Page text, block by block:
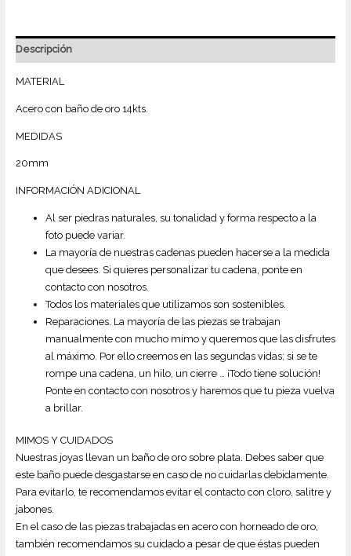
Descripción
MATERIAL
Acero con baño de oro 14kts.
MEDIDAS
20mm
INFORMACIÓN ADICIONAL
Al ser piedras naturales, su tonalidad y forma respecto a la
foto puede variar.
La mayoría de nuestras cadenas pueden hacerse a la medida
que desees. Si quieres personalizar tu cadena, ponte en
contacto con nosotros.
Todos los materiales que utilizamos son sostenibles.
Reparaciones. La mayoría de las piezas se trabajan
manualmente con mucho mimo y queremos que las disfrutes
al máximo. Por ello creemos en las segundas vidas; si se te
rompe una cadena, un hilo, un cierre … ¡Todo tiene solución!
Ponte en contacto con nosotros y haremos que tu pieza vuelva
a brillar.
MIMOS Y CUIDADOS
Nuestras joyas llevan un baño de oro sobre plata. Debes saber que
este baño puede desgastarse en caso de no cuidarlas debidamente.
Para evitarlo, te recomendamos evitar el contacto con cloro, salitre y
jabones.
En el caso de las piezas trabajadas en acero con horneado de oro,
también recomendamos su cuidado a pesar de que éstas pueden